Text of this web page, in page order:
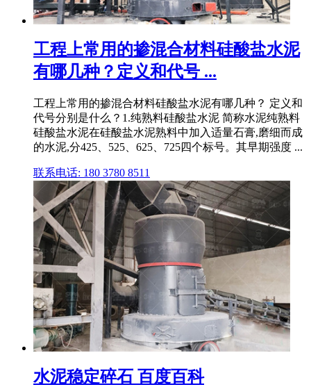
工程上常用的掺混合材料硅酸盐水泥
有哪几种？定义和代号 ...
工程上常用的掺混合材料硅酸盐水泥有哪几种？ 定义和
代号分别是什么？1.纯熟料硅酸盐水泥 简称水泥纯熟料
硅酸盐水泥在硅酸盐水泥熟料中加入适量石膏,磨细而成
的水泥,分425、525、625、725四个标号。其早期强度 ...
联系电话: 180 3780 8511
水泥稳定碎石 百度百科